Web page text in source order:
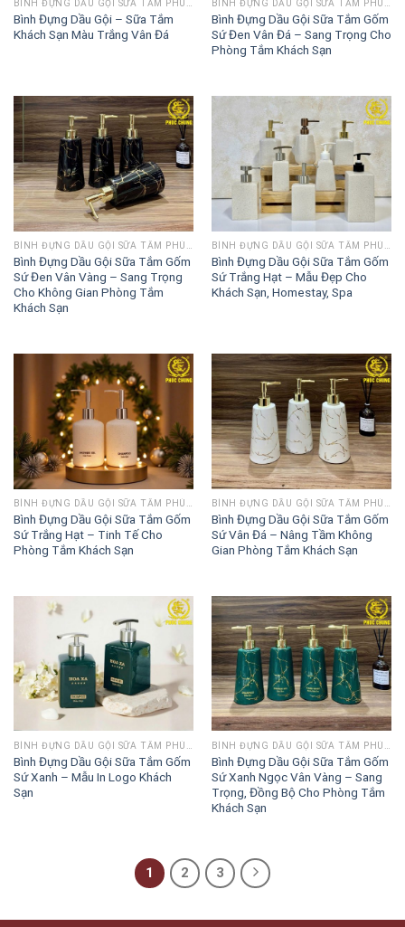
Bình Đựng Dầu Gội – Sữa Tắm
Khách Sạn Màu Trắng Vân Đá
Bình Đựng Dầu Gội Sữa Tắm Gốm
Sứ Đen Vân Đá – Sang Trọng Cho
Phòng Tắm Khách Sạn
Bình Đựng Dầu Gội Sữa Tắm Gốm
Sứ Đen Vân Vàng – Sang Trọng
Cho Không Gian Phòng Tắm
Khách Sạn
Bình Đựng Dầu Gội Sữa Tắm Gốm
Sứ Trắng Hạt – Mẫu Đẹp Cho
Khách Sạn, Homestay, Spa
Bình Đựng Dầu Gội Sữa Tắm Gốm
Sứ Trắng Hạt – Tinh Tế Cho
Phòng Tắm Khách Sạn
Bình Đựng Dầu Gội Sữa Tắm Gốm
Sứ Vân Đá – Nâng Tầm Không
Gian Phòng Tắm Khách Sạn
Bình Đựng Dầu Gội Sữa Tắm Gốm
Sứ Xanh – Mẫu In Logo Khách
Sạn
Bình Đựng Dầu Gội Sữa Tắm Gốm
Sứ Xanh Ngọc Vân Vàng – Sang
Trọng, Đồng Bộ Cho Phòng Tắm
Khách Sạn
1 2 3